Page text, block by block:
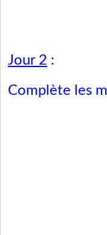
Jour 2 :
Complète les